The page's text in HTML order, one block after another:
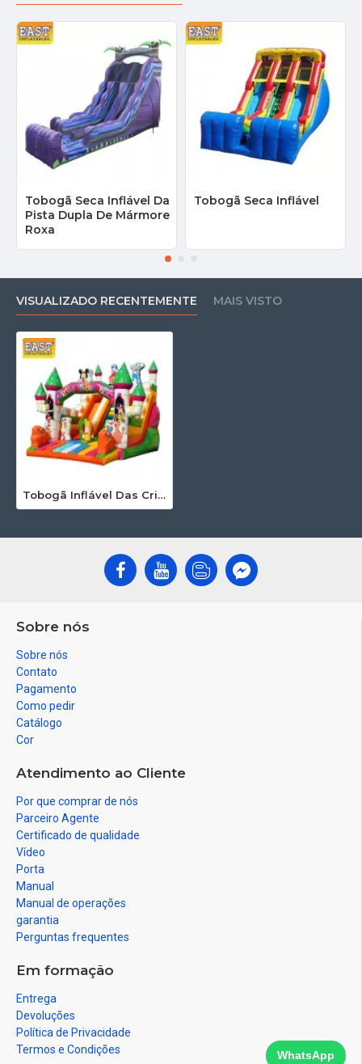
Tobogã Seca Inflável Da
Pista Dupla De Mármore
Roxa
Tobogã Seca Inflável
VISUALIZADO RECENTEMENTE MAIS VISTO
Tobogã Inflável Das Crianças
Sobre nós
Sobre nós
Contato
Pagamento
Como pedir
Catálogo
Cor
Atendimento ao Cliente
Por que comprar de nós
Parceiro Agente
Certificado de qualidade
Vídeo
Porta
Manual
Manual de operações
garantia
Perguntas frequentes
Em formação
Entrega
Devoluções
Política de Privacidade
Termos e Condições
WhatsApp